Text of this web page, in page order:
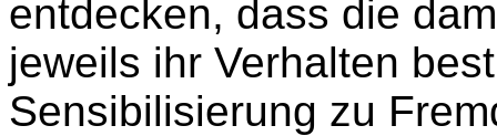
entdecken, dass die
jeweils ihr Verhalten
Sensibilisierung zu